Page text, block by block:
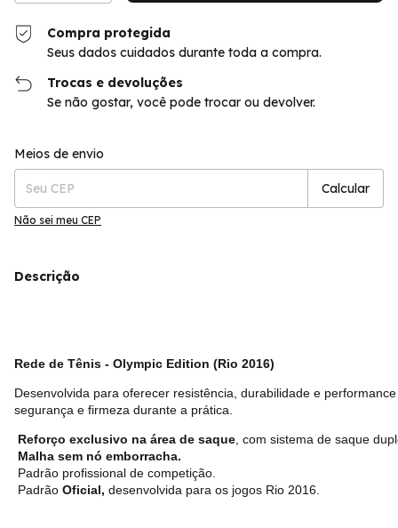
Compra protegida
Seus dados cuidados durante toda a compra.
Trocas e devoluções
Se não gostar, você pode trocar ou devolver.
Entregas para o CEP:
Meios de envio
Calcular
Não sei meu CEP
Descrição
Rede de Tênis - Olympic Edition (Rio 2016)
Desenvolvida para oferecer resistência, durabilidade e
segurança e firmeza durante a prática.
Reforço exclusivo na área de saque , com sistema de saque
Malha sem nó emborracha.
Padrão profissional de competição.
Padrão Oficial, desenvolvida para os jogos Rio 2016.